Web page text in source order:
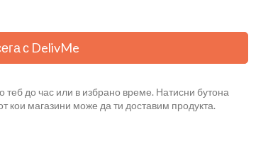
с DelivMe
теб до час или в избрано време. Натисни бутона
кои магазини може да ти доставим продукта.